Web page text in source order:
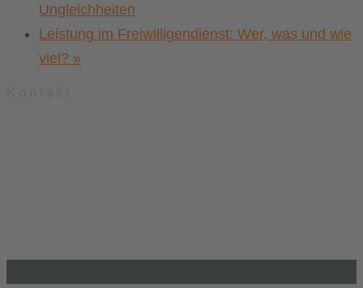
Ungleichheiten
Leistung im Freiwilligendienst: Wer, was und wie
viel? »